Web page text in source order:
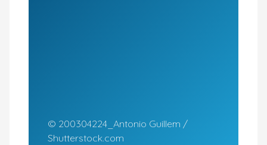
© 200304224_Antonio Guillem /
Shutterstock.com